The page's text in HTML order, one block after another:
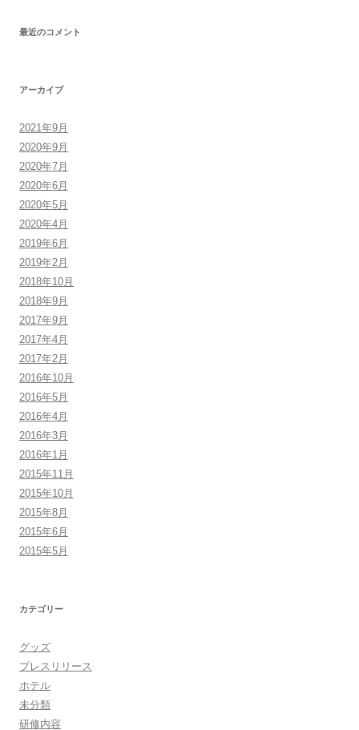
最近のコメント
アーカイブ
2021年9月
2020年9月
2020年7月
2020年6月
2020年5月
2020年4月
2019年6月
2019年2月
2018年10月
2018年9月
2017年9月
2017年4月
2017年2月
2016年10月
2016年5月
2016年4月
2016年3月
2016年1月
2015年11月
2015年10月
2015年8月
2015年6月
2015年5月
カテゴリー
グッズ
プレスリリース
ホテル
未分類
研修内容